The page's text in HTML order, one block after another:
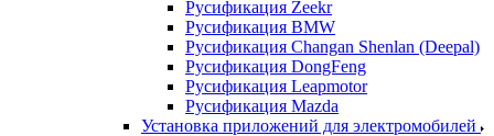
Русификация Zeekr
Русификация BMW
Русификация Changan Shenlan (Deepal)
Русификация DongFeng
Русификация Leapmotor
Русификация Mazda
Установка приложений для электромобилей